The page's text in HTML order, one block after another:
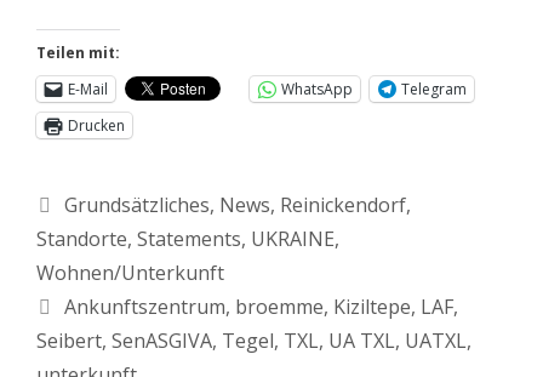
Teilen mit:
E-Mail
WhatsApp
Telegram
Drucken
Grundsätzliches, News, Reinickendorf,
Standorte, Statements, UKRAINE,
Wohnen/Unterkunft
Ankunftszentrum, broemme, Kiziltepe, LAF,
Seibert, SenASGIVA, Tegel, TXL, UA TXL, UATXL,